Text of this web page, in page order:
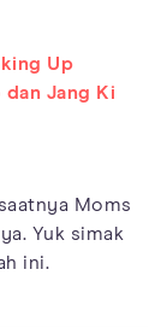
Up
dan Jang Ki
Moms
Yuk simak
ini.